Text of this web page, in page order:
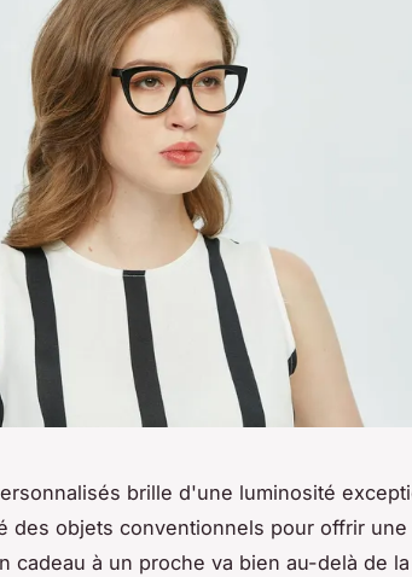
brille d'une luminosité
des objets conventionnels pour offrir une
cadeau à un proche va bien au-delà de